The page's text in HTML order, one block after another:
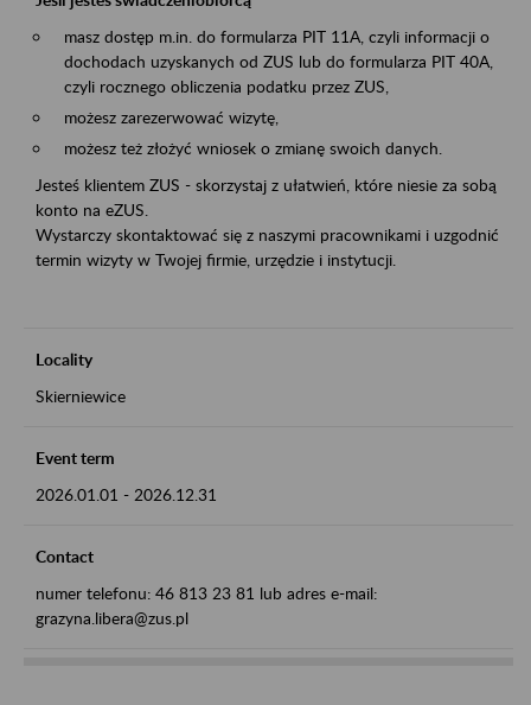
masz dostęp m.in. do formularza PIT 11A, czyli informacji o
dochodach uzyskanych od ZUS lub do formularza PIT 40A,
czyli rocznego obliczenia podatku przez ZUS,
możesz zarezerwować wizytę,
możesz też złożyć wniosek o zmianę swoich danych.
Jesteś klientem ZUS - skorzystaj z ułatwień, które niesie za sobą
konto na eZUS.
Wystarczy skontaktować się z naszymi pracownikami i uzgodnić
termin wizyty w Twojej firmie, urzędzie i instytucji.
Locality
Skierniewice
Event term
2026.01.01 - 2026.12.31
Contact
numer telefonu: 46 813 23 81 lub adres e-mail:
grazyna.libera@zus.pl